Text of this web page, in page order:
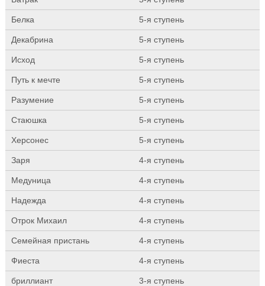
Белка 5-я ступень
Декабрина 5-я ступень
Исход 5-я ступень
Путь к мечте 5-я ступень
Разумение 5-я ступень
Стаюшка 5-я ступень
Херсонес 5-я ступень
Заря 4-я ступень
Медуница 4-я ступень
Надежда 4-я ступень
Отрок Михаил 4-я ступень
Семейная пристань 4-я ступень
Фиеста 4-я ступень
бриллиант 3-я ступень